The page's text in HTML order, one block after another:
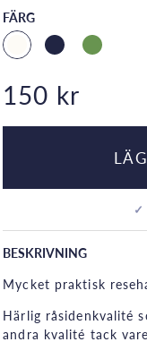
FÄRG
150 kr
✓
BESKRIVNING
Mycket praktisk
Härlig råsidenkvalité
andra kvalité tack